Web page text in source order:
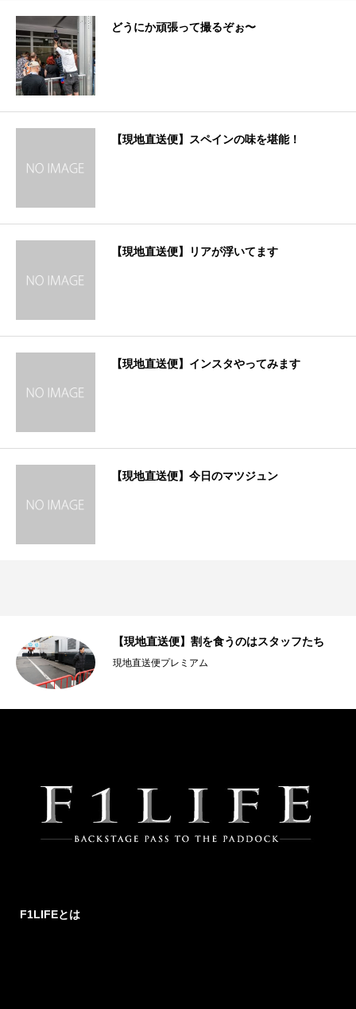
どうにか頑張って撮るぞぉ〜
【現地直送便】スペインの味を堪能！
【現地直送便】リアが浮いてます
【現地直送便】インスタやってみます
【現地直送便】今日のマツジュン
【現地直送便】割を食うのはスタッフたち
現地直送便プレミアム
F1LIFEとは